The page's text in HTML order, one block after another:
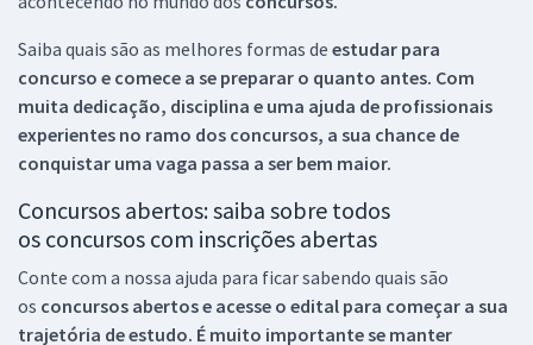
Saiba quais são as melhores formas de estudar para
concurso e comece a se preparar o quanto antes. Com
muita dedicação, disciplina e uma ajuda de profissionais
experientes no ramo dos concursos, a sua chance de
conquistar uma vaga passa a ser bem maior.
Concursos abertos: saiba sobre todos
os concursos com inscrições abertas
Conte com a nossa ajuda para ficar sabendo quais são
os concursos abertos e acesse o edital para começar a sua
trajetória de estudo. É muito importante se manter